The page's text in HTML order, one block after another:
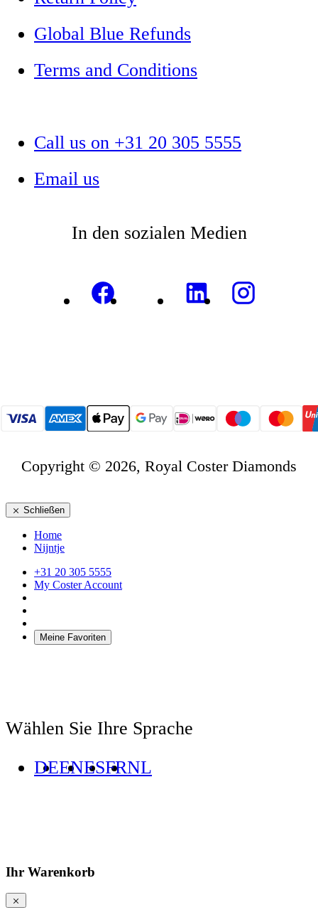
Global Blue Refunds
Terms and Conditions
Call us on +31 20 305 5555
Email us
In den sozialen Medien
Copyright © 2026, Royal Coster Diamonds
Schließen
Home
Nijntje
+31 20 305 5555
My Coster Account
Meine Favoriten
Wählen Sie Ihre Sprache
DEENESFRNL
Ihr Warenkorb